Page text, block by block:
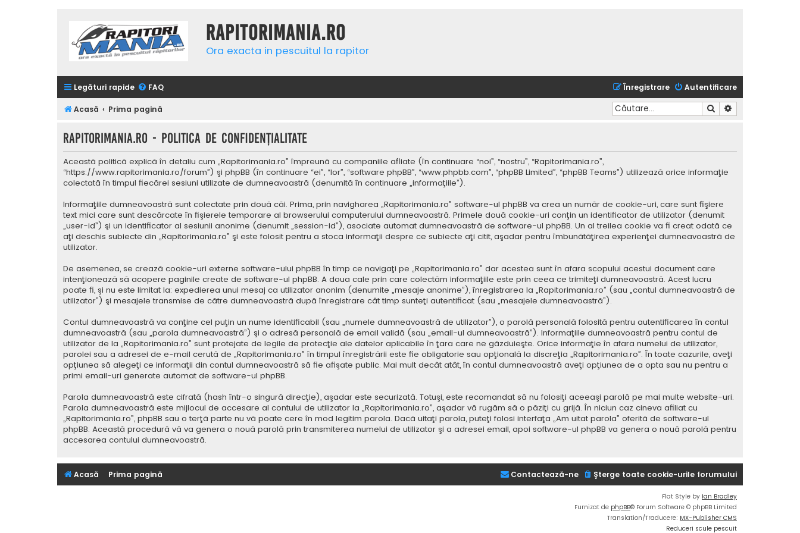
Rapitorimania.ro
Ora exacta in pescuitul la rapitor
Legături rapide FAQ Autentificare
Înregistrare
Acasă Prima pagină Căutare
Rapitorimania.ro - Politica de confidenţialitate
Această politică explică în detaliu cum „Rapitorimania.ro” împreună cu companiile afliate (în continuare “noi”, “nostru”, “Rapitorimania.ro”,
“https://www.rapitorimania.ro/forum”) şi phpBB (în continuare “ei”, “lor”, “software phpBB”, “www.phpbb.com”, “phpBB Limited”, “phpBB Teams”) utilizează orice informaţie
colectată în timpul fiecărei sesiuni utilizate de dumneavoastră (denumită în continuare „informaţiile”).
Informaţiile dumneavoastră sunt colectate prin două căi. Prima, prin navigharea „Rapitorimania.ro” software-ul phpBB va crea un număr de cookie-uri, care sunt fişiere
text mici care sunt descărcate în fişierele temporare al browserului computerului dumneavoastră. Primele două cookie-uri conţin un identificator de utilizator (denumit
„user-id”) şi un identificator al sesiunii anonime (denumit „session-id”), asociate automat dumneavoastră de software-ul phpBB. Un al treilea cookie va fi creat odată ce
aţi deschis subiecte din „Rapitorimania.ro” şi este folosit pentru a stoca informaţii despre ce subiecte aţi citit, aşadar pentru îmbunătăţirea experienţei dumneavoastră de
utilizator.
De asemenea, se crează cookie-uri externe software-ului phpBB în timp ce navigaţi pe „Rapitorimania.ro” dar acestea sunt în afara scopului acestui document care
intenţionează să acopere paginile create de software-ul phpBB. A doua cale prin care colectăm informaţiile este prin ceea ce trimiteţi dumneavoastră. Acest lucru
poate fi, şi nu este limitat la: expedierea unui mesaj ca utilizator anonim (denumite „mesaje anonime”), înregistrarea la „Rapitorimania.ro” (sau „contul dumneavoastră de
utilizator”) şi mesajele transmise de către dumneavoastră după înregistrare cât timp sunteţi autentificat (sau „mesajele dumneavoastră”).
Contul dumneavoastră va conţine cel puţin un nume identificabil (sau „numele dumneavoastră de utilizator”), o parolă personală folosită pentru autentificarea în contul
dumneavoastră (sau „parola dumneavoastră”) şi o adresă personală de email validă (sau „email-ul dumneavoastră”). Informaţiile dumneavoastră pentru contul de
utilizator de la „Rapitorimania.ro” sunt protejate de legile de protecţie ale datelor aplicabile în ţara care ne găzduieşte. Orice informaţie în afara numelui de utilizator,
parolei sau a adresei de e-mail cerută de „Rapitorimania.ro” în timpul înregistrării este fie obligatorie sau opţională la discreţia „Rapitorimania.ro”. În toate cazurile, aveţi
opţiunea să alegeţi ce informaţii din contul dumneavoastră să fie afişate public. Mai mult decât atât, în contul dumneavoastră aveţi opţiunea de a opta sau nu pentru a
primi email-uri generate automat de software-ul phpBB.
Parola dumneavoastră este cifrată (hash într-o singură direcţie), aşadar este securizată. Totuşi, este recomandat să nu folosiţi aceeaşi parolă pe mai multe website-uri.
Parola dumneavoastră este mijlocul de accesare al contului de utilizator la „Rapitorimania.ro”, aşadar vă rugăm să o păziţi cu grijă. În niciun caz cineva afiliat cu
„Rapitorimania.ro”, phpBB sau o terţă parte nu vă poate cere în mod legitim parola. Dacă uitaţi parola, puteţi folosi interfaţa „Am uitat parola” oferită de software-ul
phpBB. Această procedură vă va genera o nouă parolă prin transmiterea numelui de utilizator şi a adresei email, apoi software-ul phpBB va genera o nouă parolă pentru
accesarea contului dumneavoastră.
Acasă Prima pagină Şterge toate cookie-urile forumului
Contactează-ne
Flat Style by Ian Bradley
Furnizat de phpBB® Forum Software © phpBB Limited
Translation/Traducere: MX-Publisher CMS
Reduceri scule pescuit